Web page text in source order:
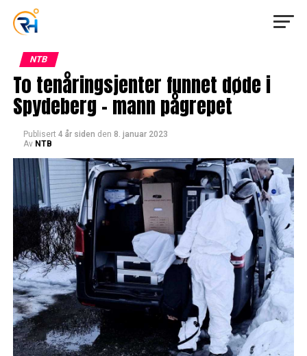
NTB
To tenåringsjenter funnet døde i
Spydeberg – mann pågrepet
Publisert 4 år siden den 8. januar 2023
Av NTB